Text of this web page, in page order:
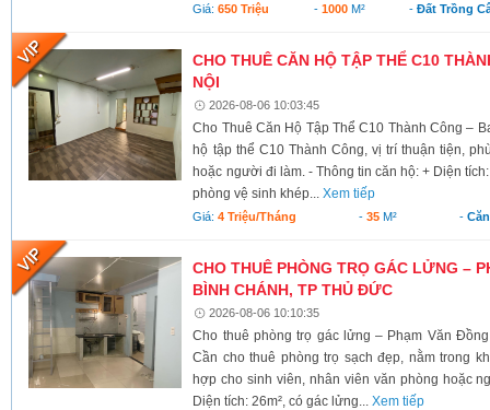
Giá:650 Triệu - 1000M² -Đất Trồng
CHO THUÊ CĂN HỘ TẬP THỂ C10
NỘI
2026-08-06 10:03:45
Cho Thuê Căn Hộ Tập Thể C10 Thành Công –
hộ tập thể C10 Thành Công, vị trí thuận tiện,
hoặc người đi làm. - Thông tin căn hộ: + Diện
phòng vệ sinh khép...Xem tiếp
Giá:4 Triệu/tháng -35 M² -
CHO THUÊ PHÒNG TRỌ GÁC LỬNG –
BÌNH CHÁNH, TP THỦ ĐỨC
2026-08-06 10:10:35
Cho thuê phòng trọ gác lửng – Phạm Văn
Cần cho thuê phòng trọ sạch đẹp, nằm trong
hợp cho sinh viên, nhân viên văn phòng hoặc
Diện tích: 26m², có gác lửng...Xem tiếp